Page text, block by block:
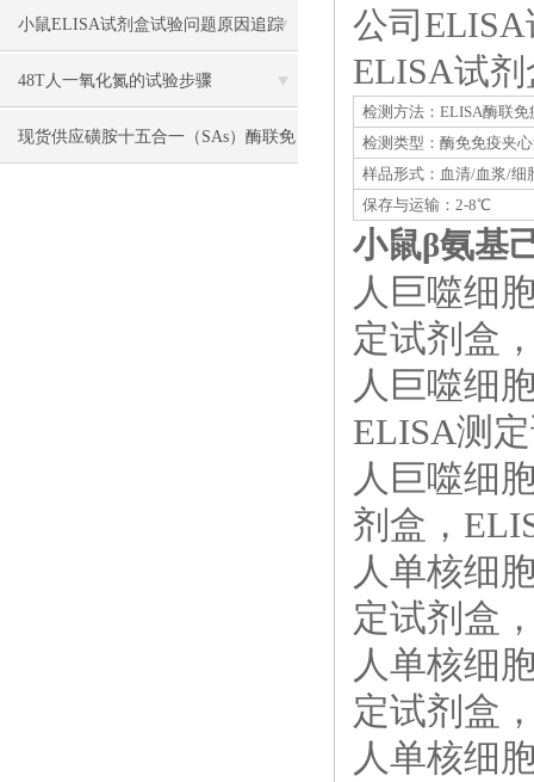
小鼠ELISA试剂盒试验问题原因追踪
48T人一氧化氮的试验步骤
现货供应磺胺十五合一（SAs）酶联免
公司
ELISA试
检测方法：ELISA酶联免
检测类型：酶免免疫夹
样品形式：血清/血浆/细
保存与运输：2-8℃
小鼠β氨基
人巨噬细
定试剂盒
人巨噬细
ELISA测
人巨噬细
剂盒，
人单核细
定试剂盒
人单核细
定试剂盒
人单核细